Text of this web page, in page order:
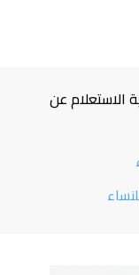
الاستعلام عن